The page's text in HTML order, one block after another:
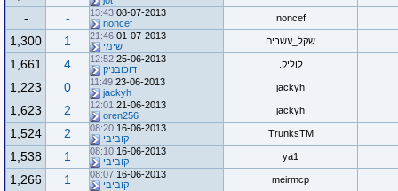
noncef
08-07-2013
13:43
noncef
-
-
שקל_עשרים 01-07-2013
21:46
שימי
1
1,300
לוליק. 25-06-2013
12:52
דוכובניק
4
1,661
jackyh
23-06-2013
11:49
jackyh
0
1,223
jackyh
21-06-2013
12:01
oren256
2
1,623
TrunksTM
16-06-2013
08:20
קוביבי
2
1,524
ya1
16-06-2013
08:10
קוביבי
1
1,538
meirmcp
16-06-2013
08:07
קוביבי
1
1,266